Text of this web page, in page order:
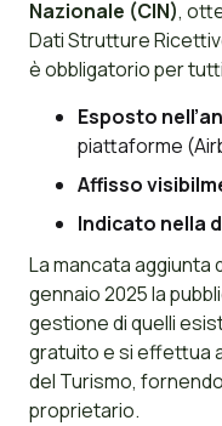
Nazionale (CIN),
Dati Strutture
è obbligatorio per
Esposto
piattaforme
Affisso
Indicato nella
La mancata aggiunta
gennaio 2025 la
gestione di quelli
gratuito e si effettua
del Turismo,
proprietario.